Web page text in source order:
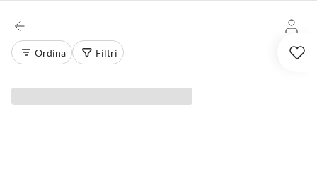
Ordina Filtri